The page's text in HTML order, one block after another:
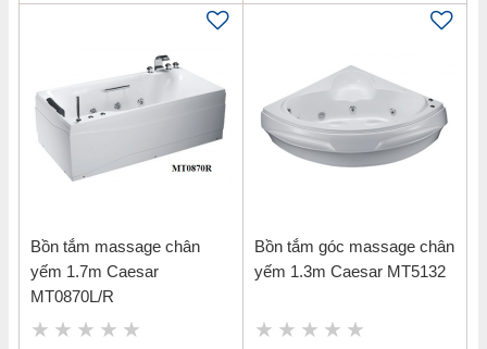
Bồn tắm massage chân
yếm 1.7m Caesar
MT0870L/R
Bồn tắm góc massage chân
yếm 1.3m Caesar MT5132